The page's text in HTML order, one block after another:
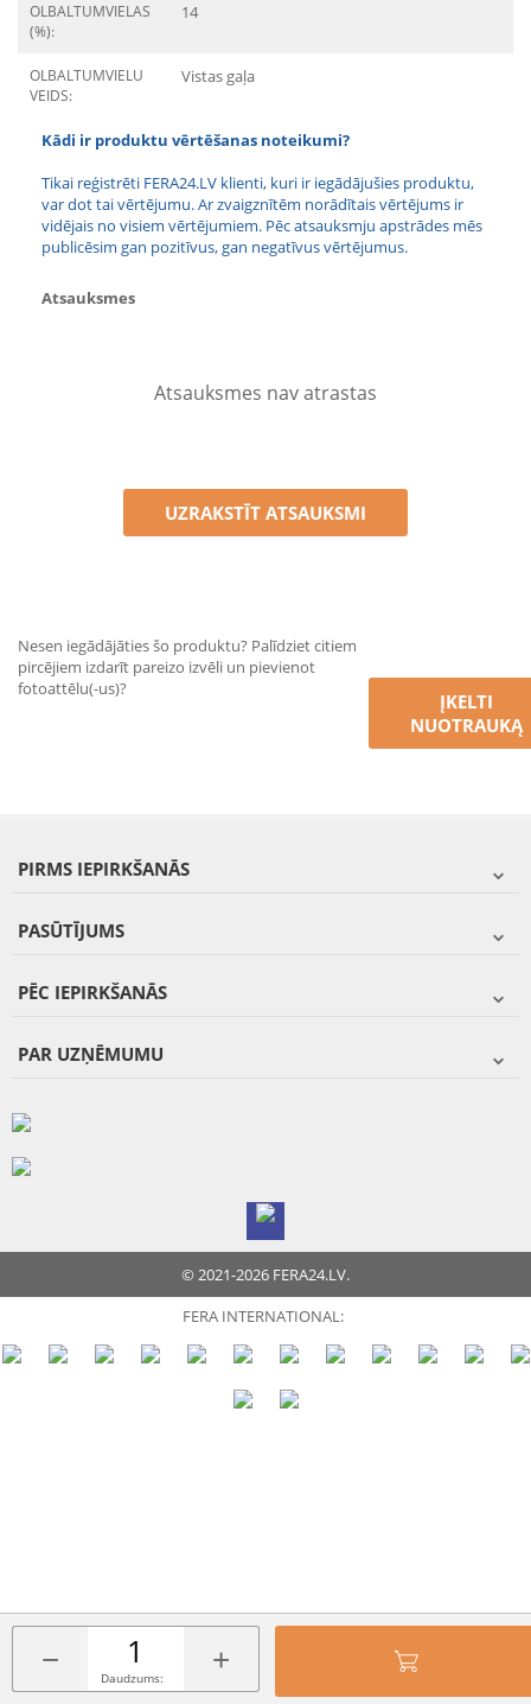
− +
Daudzums:
OLBALTUMVIELAS
(%):
14
OLBALTUMVIELU
VEIDS:
Vistas gaļa
Kādi ir produktu vērtēšanas noteikumi?
Tikai reģistrēti FERA24.LV klienti, kuri ir iegādājušies produktu,
var dot tai vērtējumu. Ar zvaigznītēm norādītais vērtējums ir
vidējais no visiem vērtējumiem. Pēc atsauksmju apstrādes mēs
publicēsim gan pozitīvus, gan negatīvus vērtējumus.
Atsauksmes
Atsauksmes nav atrastas
UZRAKSTĪT ATSAUKSMI
Nesen iegādājāties šo produktu? Palīdziet citiem
pircējiem izdarīt pareizo izvēli un pievienot
fotoattēlu(-us)?
ĮKELTI
NUOTRAUKĄ
PIRMS IEPIRKŠANĀS
PASŪTĪJUMS
PĒC IEPIRKŠANĀS
PAR UZŅĒMUMU
© 2021-2026 FERA24.LV.
FERA INTERNATIONAL: